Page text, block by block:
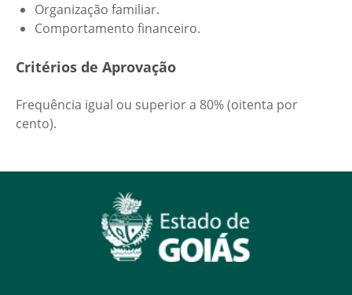
Organização familiar.
Comportamento financeiro.
Critérios de Aprovação
Frequência igual ou superior a 80% (oitenta por
cento).